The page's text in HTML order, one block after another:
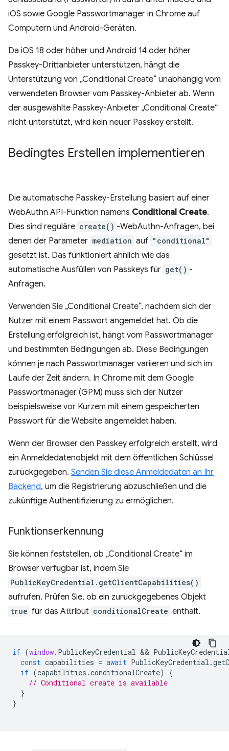
iOS sowie Google Passwortmanager in Chrome auf
Computern und Android-Geräten.
Da iOS 18 oder höher und Android 14 oder höher
Passkey-Drittanbieter unterstützen, hängt die
Unterstützung von „Conditional Create“ unabhängig vom
verwendeten Browser vom Passkey-Anbieter ab. Wenn
der ausgewählte Passkey-Anbieter „Conditional Create“
nicht unterstützt, wird kein neuer Passkey erstellt.
Bedingtes Erstellen implementieren
Die automatische Passkey-Erstellung basiert auf einer
WebAuthn API-Funktion namens Conditional Create.
Dies sind reguläre create() -WebAuthn-Anfragen, bei
denen der Parameter mediation auf "conditional"
gesetzt ist. Das funktioniert ähnlich wie das
automatische Ausfüllen von Passkeys für get() -
Anfragen.
Verwenden Sie „Conditional Create“, nachdem sich der
Nutzer mit einem Passwort angemeldet hat. Ob die
Erstellung erfolgreich ist, hängt vom Passwortmanager
und bestimmten Bedingungen ab. Diese Bedingungen
können je nach Passwortmanager variieren und sich im
Laufe der Zeit ändern. In Chrome mit dem Google
Passwortmanager (GPM) muss sich der Nutzer
beispielsweise vor Kurzem mit einem gespeicherten
Passwort für die Website angemeldet haben.
Wenn der Browser den Passkey erfolgreich erstellt, wird
ein Anmeldedatenobjekt mit dem öffentlichen Schlüssel
zurückgegeben. Senden Sie diese Anmeldedaten an Ihr
Backend, um die Registrierung abzuschließen und die
zukünftige Authentifizierung zu ermöglichen.
Funktionserkennung
Sie können feststellen, ob „Conditional Create“ im
Browser verfügbar ist, indem Sie
PublicKeyCredential.getClientCapabilities()
aufrufen. Prüfen Sie, ob ein zurückgegebenes Objekt
true für das Attribut conditionalCreate enthält.
if (window. PublicKeyCredential &&
const capabilities = await PublicKeyCredential .
if (capabilities .conditionalCreate)
{
// Conditional create is available
}
}